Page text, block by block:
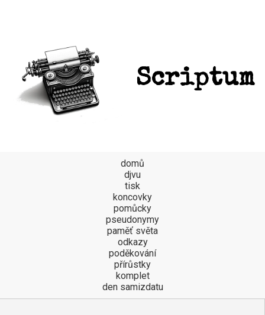
Scriptum
domů
djvu
tisk
koncovky
pomůcky
pseudonymy
paměť světa
odkazy
poděkování
přírůstky
komplet
den samizdatu